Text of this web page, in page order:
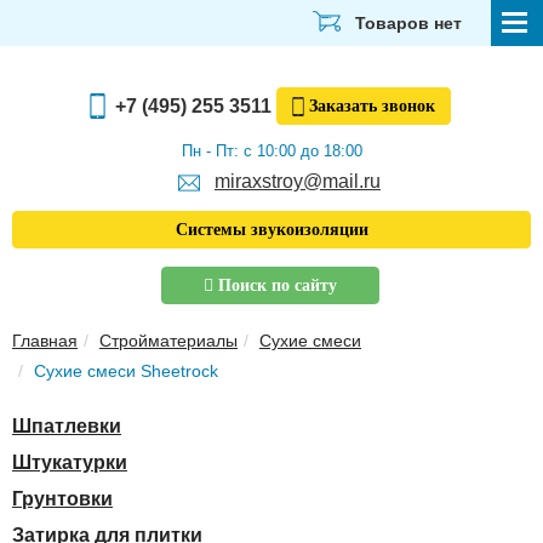
ОТДЕЛОЧНЫЕ МАТЕРИАЛЫ
ЭЛЕКТРИКА И ОСВЕЩЕНИЕ
ЗВУКОИЗОЛЯЦИЯ
Главная
О компании
Товаров нет
+7 (495) 255 3511 Заказать звонок
Пн - Пт: с 10:00 до 18:00
miraxstroy@mail.ru
Системы звукоизоляции
Поиск по сайту
Главная Стройматериалы
Сухие смеси
Сухие смеси Sheetrock
Шпатлевки
Штукатурки
Грунтовки
Затирка для плитки